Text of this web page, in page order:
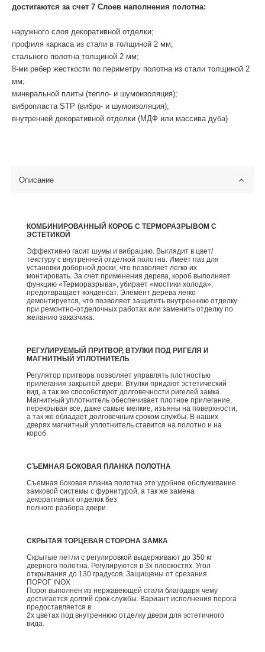
достигаются за счет 7 Слоев наполнения полотна:
наружного слоя декоративной отделки;
профиля каркаса из стали в толщиной 2 мм;
стального полотна толщиной 2 мм;
8-ми ребер жесткости по периметру полотна из стали толщиной 2
мм;
минеральной плиты (тепло- и шумоизоляция);
вибропласта STP (вибро- и шумоизоляция);
внутренней декоративной отделки (МДФ или массива дуба)
Описание
КОМБИНИРОВАННЫЙ КОРОБ С ТЕРМОРАЗРЫВОМ С
ЭСТЕТИКОЙ
Эффективно гасит шумы и вибрацию. Выглядит в цвет/
текстуру с внутренней отделкой полотна. Имеет паз для
установки доборной доски, что позволяет легко их
монтировать. За счет применения дерева, короб выполняет
функцию «Терморазрыва», убирает «мостики холода»,
предотвращает конденсат. Элемент дерева легко
демонтируется, что позволяет защитить внутреннюю отделку
при ремонтно-отделочных работах или заменить отделку по
желанию заказчика.
РЕГУЛИРУЕМЫЙ ПРИТВОР, ВТУЛКИ ПОД РИГЕЛЯ И
МАГНИТНЫЙ УПЛОТНИТЕЛЬ
Регулятор притвора позволяет управлять плотностью
прилегания закрытой двери. Втулки придают эстетический
вид, а так же способствуют долговечности ригелей замка.
Магнитный уплотнитель обеспечивает плотное прилегание,
перекрывая все, даже самые мелкие, изъяны на поверхности,
а так же обладает долговечным сроком службы. В наших
дверях магнитный уплотнитель ставится на полотно и на
короб.
СЪЕМНАЯ БОКОВАЯ ПЛАНКА ПОЛОТНА
Съемная боковая планка полотна это удобное обслуживание
замковой системы с фурнитурой, а так же замена
декоративных отделок без
полного разбора двери
СКРЫТАЯ ТОРЦЕВАЯ СТОРОНА ЗАМКА
Скрытые петли с регулировкой выдерживают до 350 кг
дверного полотна. Регулируются в 3х плоскостях. Угол
открывания до 130 градусов. Защищены от срезания.
ПОРОГ INOX
Порог выполнен из нержавеющей стали благодаря чему
достигается долгий срок службы. Вариант исполнения порога
предоставляется в
2х цветах под внутреннюю отделку двери для эстетичного
вида.